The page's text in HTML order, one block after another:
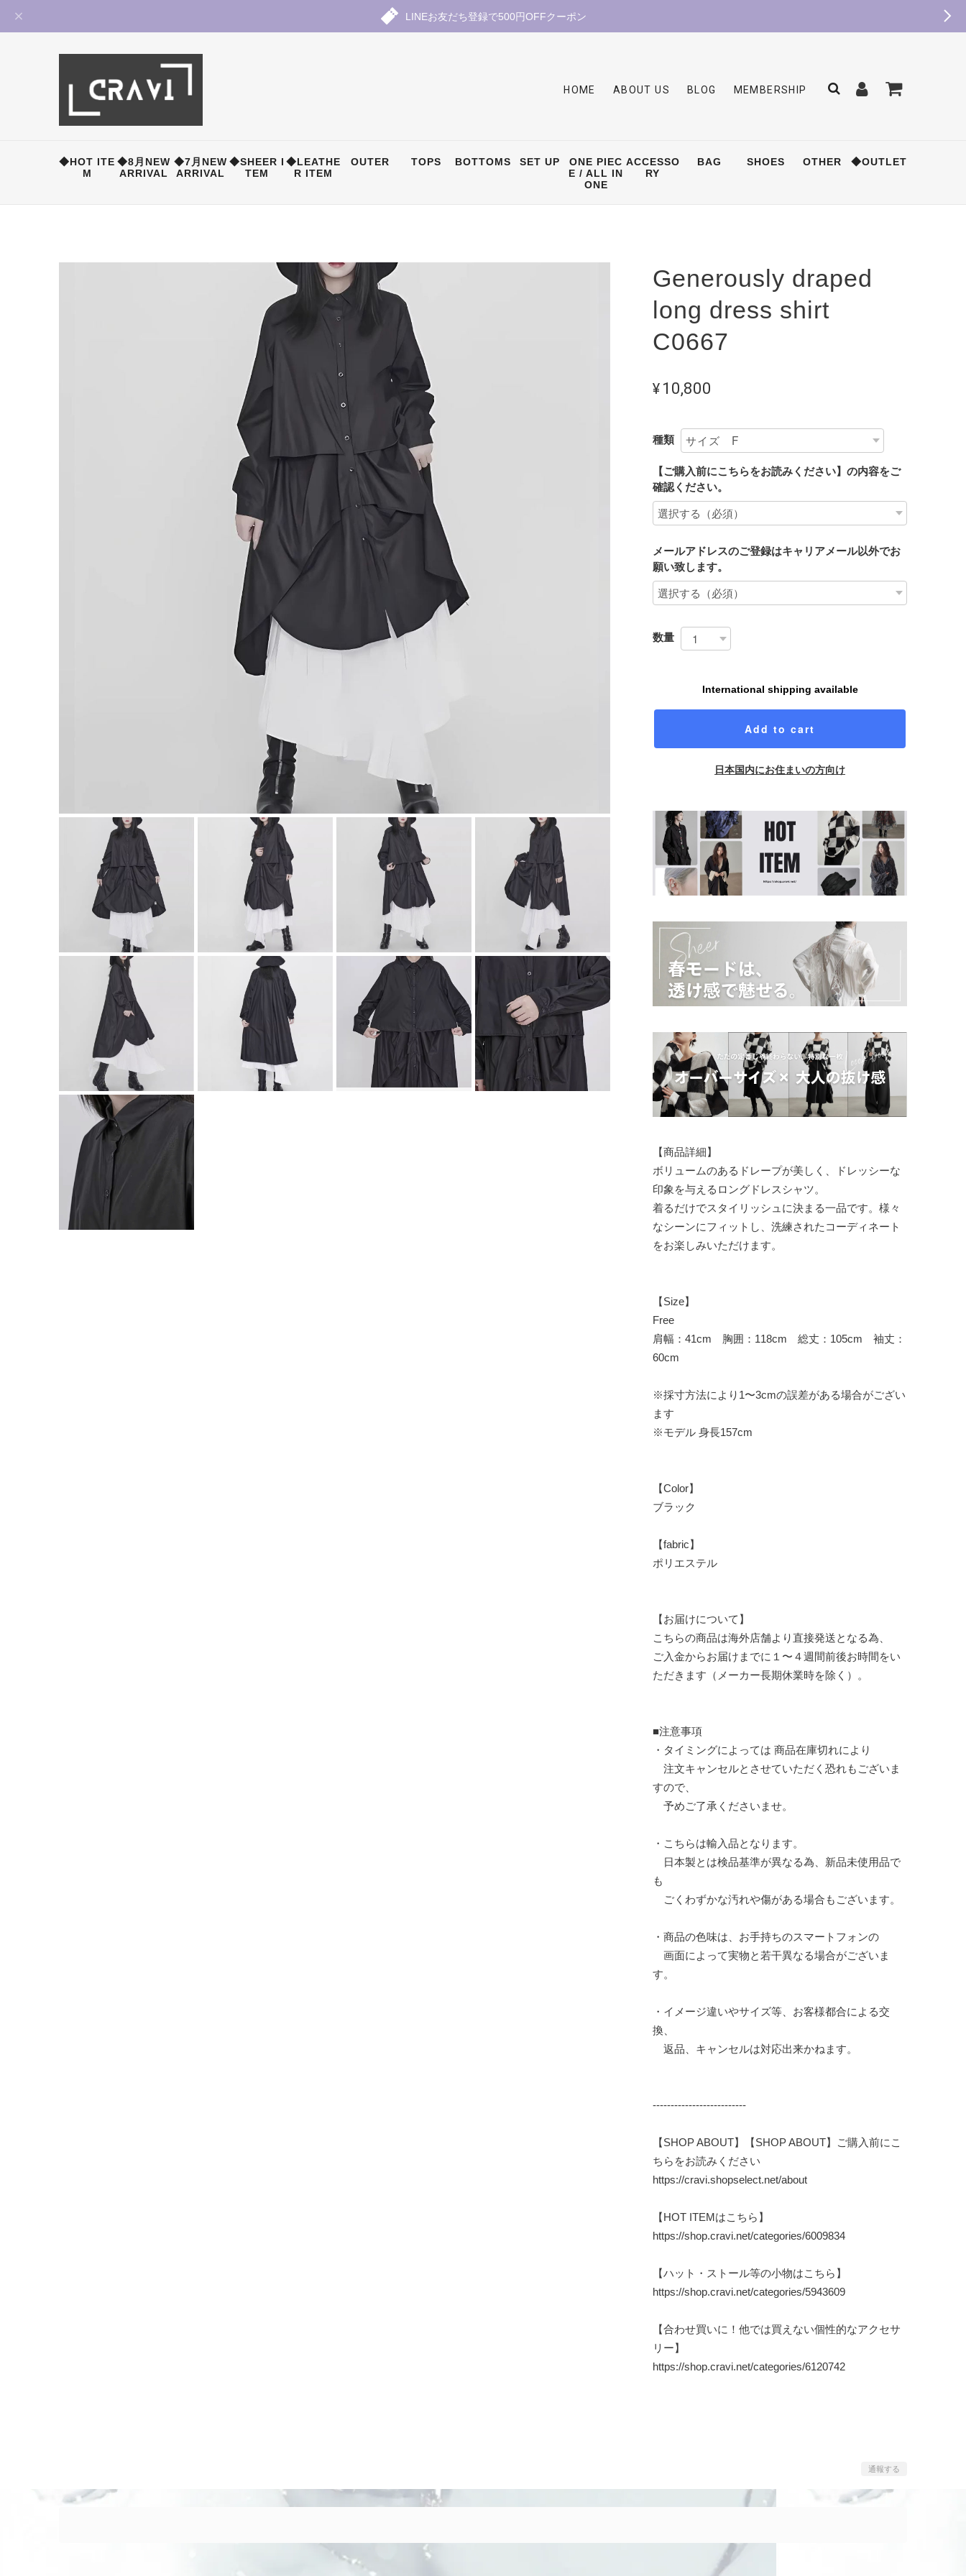
LINEお友だち登録で500円OFFクーポン
HOME ABOUT US BLOG MEMBERSHIP
◆HOT ITE
M
◆8月NEW
ARRIVAL
◆7月NEW
ARRIVAL
◆SHEER I
TEM
◆LEATHE
R ITEM
OUTER TOPS BOTTOMS SET UP
ONE PIEC
E / ALL IN
ONE
ACCESSO
RY
BAG SHOES OTHER ◆OUTLET
Generously draped
long dress shirt
C0667
¥10,800
種類
【ご購入前にこちらをお読みください】の内容をご
確認ください。
メールアドレスのご登録はキャリアメール以外でお
願い致します。
数量
International shipping available
Add to cart
日本国内にお住まいの方向け
【商品詳細】
ボリュームのあるドレープが美しく、ドレッシーな
印象を与えるロングドレスシャツ。
着るだけでスタイリッシュに決まる一品です。様々
なシーンにフィットし、洗練されたコーディネート
をお楽しみいただけます。
【Size】
Free
肩幅：41cm 胸囲：118cm 総丈：105cm 袖丈：
60cm
※採寸方法により1〜3cmの誤差がある場合がござい
ます
※モデル 身長157cm
【Color】
ブラック
【fabric】
ポリエステル
【お届けについて】
こちらの商品は海外店舗より直接発送となる為、
ご入金からお届けまでに１〜４週間前後お時間をい
ただきます（メーカー長期休業時を除く）。
■注意事項
・タイミングによっては 商品在庫切れにより
注文キャンセルとさせていただく恐れもございま
すので、
予めご了承くださいませ。
・こちらは輸入品となります。
日本製とは検品基準が異なる為、新品未使用品で
も
ごくわずかな汚れや傷がある場合もございます。
・商品の色味は、お手持ちのスマートフォンの
画面によって実物と若干異なる場合がございま
す。
・イメージ違いやサイズ等、お客様都合による交
換、
返品、キャンセルは対応出来かねます。
--------------------------
【SHOP ABOUT】【SHOP ABOUT】ご購入前にこ
ちらをお読みください
https://cravi.shopselect.net/about
【HOT ITEMはこちら】
https://shop.cravi.net/categories/6009834
【ハット・ストール等の小物はこちら】
https://shop.cravi.net/categories/5943609
【合わせ買いに！他では買えない個性的なアクセサ
リー】
https://shop.cravi.net/categories/6120742
通報する